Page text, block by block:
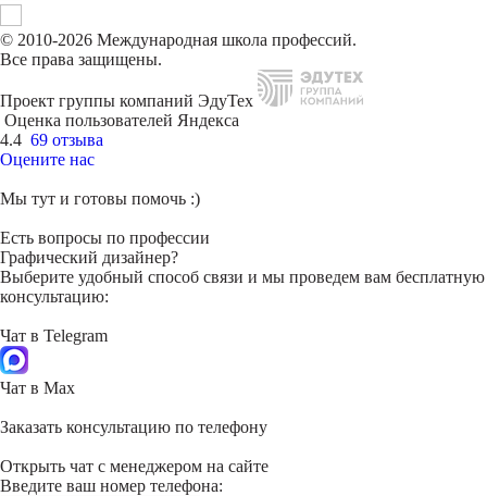
© 2010-2026 Международная школа профессий.
Все права защищены.
Проект группы компаний ЭдуТех
Оценка пользователей Яндекса
4.4 69 отзыва
Оцените нас
Мы тут и готовы помочь :)
Есть вопросы по профессии
Графический дизайнер?
Выберите удобный способ связи и мы проведем вам бесплатную
консультацию:
Чат в Telegram
Чат в Max
Заказать консультацию по телефону
Открыть чат с менеджером на сайте
Введите ваш номер телефона: